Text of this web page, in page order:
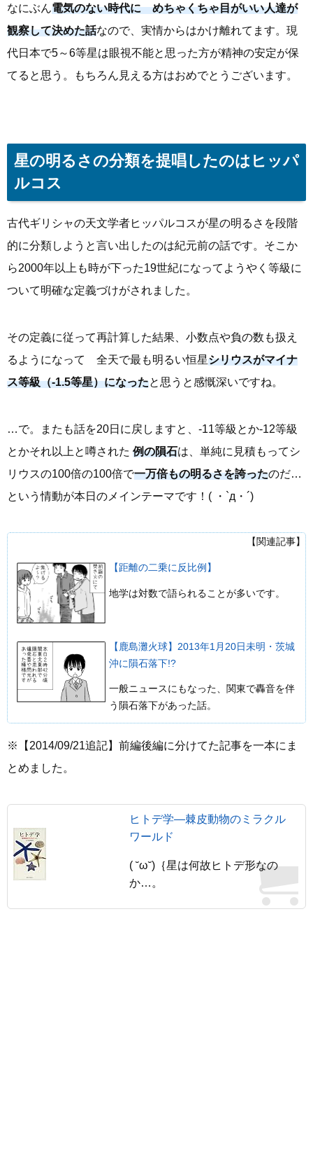
なにぶん電気のない時代に めちゃくちゃ目がいい人達が
観察して決めた話なので、実情からはかけ離れてます。現
代日本で5～6等星は眼視不能と思った方が精神の安定が保
てると思う。もちろん見える方はおめでとうございます。
星の明るさの分類を提唱したのはヒッパ
ルコス
古代ギリシャの天文学者ヒッパルコスが星の明るさを段階
的に分類しようと言い出したのは紀元前の話です。そこか
ら2000年以上も時が下った19世紀になってようやく等級に
ついて明確な定義づけがされました。
その定義に従って再計算した結果、小数点や負の数も扱え
るようになって 全天で最も明るい恒星シリウスがマイナ
ス等級（-1.5等星）になったと思うと感慨深いですね。
…で。またも話を20日に戻しますと、-11等級とか-12等級
とかそれ以上と噂された 例の隕石は、単純に見積もってシ
リウスの100倍の100倍で一万倍もの明るさを誇ったのだ…
という情動が本日のメインテーマです！( ・`д・´)
【関連記事】
【距離の二乗に反比例】
地学は対数で語られることが多いです。
【鹿島灘火球】2013年1月20日未明・茨城
沖に隕石落下!?
一般ニュースにもなった、関東で轟音を伴
う隕石落下があった話。
※【2014/09/21追記】前編後編に分けてた記事を一本にま
とめました。
ヒトデ学―棘皮動物のミラクル
ワールド
( ˘ω˘)｛星は何故ヒトデ形なの
か…。